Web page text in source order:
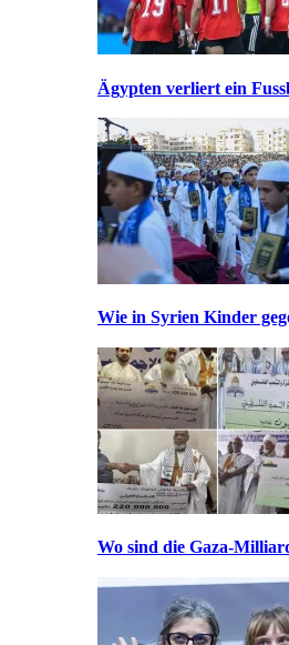
Ägypten verliert ein
Wie in Syrien Kinder
Wo sind die Gaza-